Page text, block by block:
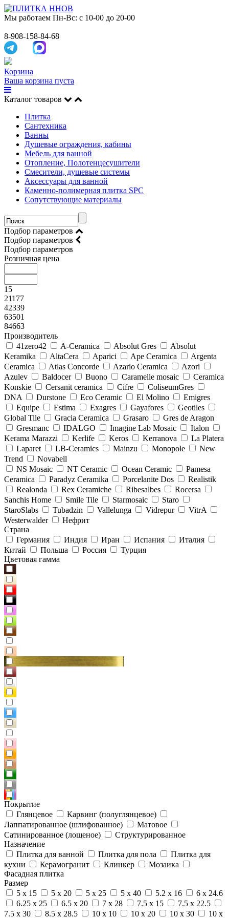
Мы работаем Пн-Вс: с 10-00 до 20-00
8-908-158-84-68
Корзина
Ваша корзина пуста
Каталог товаров
Плитка
Сантехника
Ванны
Душевые ограждения, кабины
Мебель для ванной
Отопление, Полотенцесушители
Смесители, душевые системы
Аксессуары для ванной
Каменно-полимерная плитка SPC
Сопутствующие материалы
Подбор параметров
Подбор параметров
Подбор параметров
Розничная цена
15
21177
42339
63501
84663
Производитель
41zero42
A-Ceramica Absolut Gres
Absolut
Keramika
AltaCera Aparici Ape Ceramica
Argenta
Ceramica
Atlas Concorde Azario Ceramica
Azori
Azulev
Baldocer Buono Caramelle mosaic
Ceramica
Konskie
Cersanit ceramica Cifre
ColiseumGres
DNA
Durstone Eco Ceramic El Molino
Emigres
Equipe
Estima Exagres Gayafores
Geotiles
Global Tile
Gracia Ceramica Grasaro
Gres de Aragon
Gresmanc
IDALGO Imagine Lab Mosaic
Italon
Kerama Marazzi
Kerlife Keros Kerranova
La Platera
Laparet
LB-Ceramics Mainzu Monopole
New
Trend
Novabell
NS Mosaic
NT Ceramic Ocean Ceramic
Pamesa
Ceramica
Paradyz Сeramika Porcelanite Dos
Realistik
Realonda
Rex Ceramiche Ribesalbes
Rocersa
Sanchis Home
Smile Tile Starmosaic
Staro
StaroSlabs
Tubadzin Vallelunga Vidrepur
VitrA
Westerwalder
Нефрит
Страна
Германия
Индия Иран Испания
Италия
Китай
Польша Россия
Турция
Цветовая гамма
Покрытие
Глянцевое
Карвинг (полуглянцевое)
Лаппатированное (шлифованное)
Матовое
Сатинированное (лощеное)
Структурированное
Назначение
Плитка для ванной
Плитка для пола
Плитка для
кухни
Керамогранит Клинкер
Мозаика
Фасадная плитка
Размер
5 x 15
5 x 20 5 x 25 5 x 40 5.2 x 16
6 x 24.6
6.25 x 25
6.5 x 20 7 x 28 7.5 x 15
7.5 x 22.5
7.5 x 30
8.5 x 28.5 10 x 10 10 x 20 10 x 30 10 x